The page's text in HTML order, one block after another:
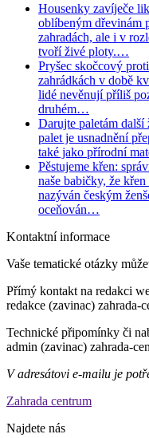
Housenky zavíječe
oblíbeným dřevinám
zahradách, ale i v
tvoří živé ploty.…
Pryšec skočcový
zahrádkách v době
lidé nevěnují příliš
druhém…
Darujte paletám další
palet je usnadnění
také jako přírodní
Pěstujeme křen:
naše babičky, že
nazýván českým
oceňován…
Kontaktní informace
Vaše tematické otázky
Přímý kontakt na redakci
redakce (zavinac) zahrada-
Technické připomínky či
admin (zavinac) zahrada-
V adresátovi e-mailu je
Zahrada centrum
Najdete nás